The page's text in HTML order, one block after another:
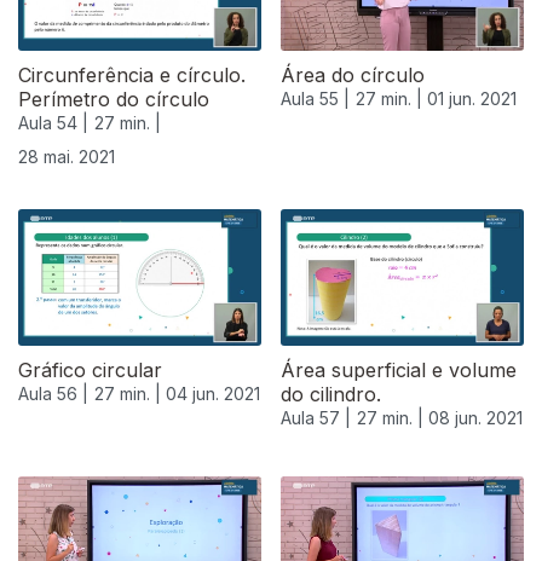
Circunferência e círculo.
Perímetro do círculo
Aula 54 |
27 min. |
28 mai. 2021
Área do círculo
Aula 55 | 27 min. | 01 jun. 2021
Gráfico circular
Aula 56 | 27 min. | 04 jun. 2021
Área superficial e volume
do cilindro.
Aula 57 | 27 min. | 08 jun. 2021
551145